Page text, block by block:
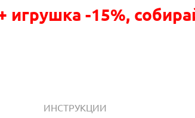
игрушка -15%,
ИНСТРУКЦИИ